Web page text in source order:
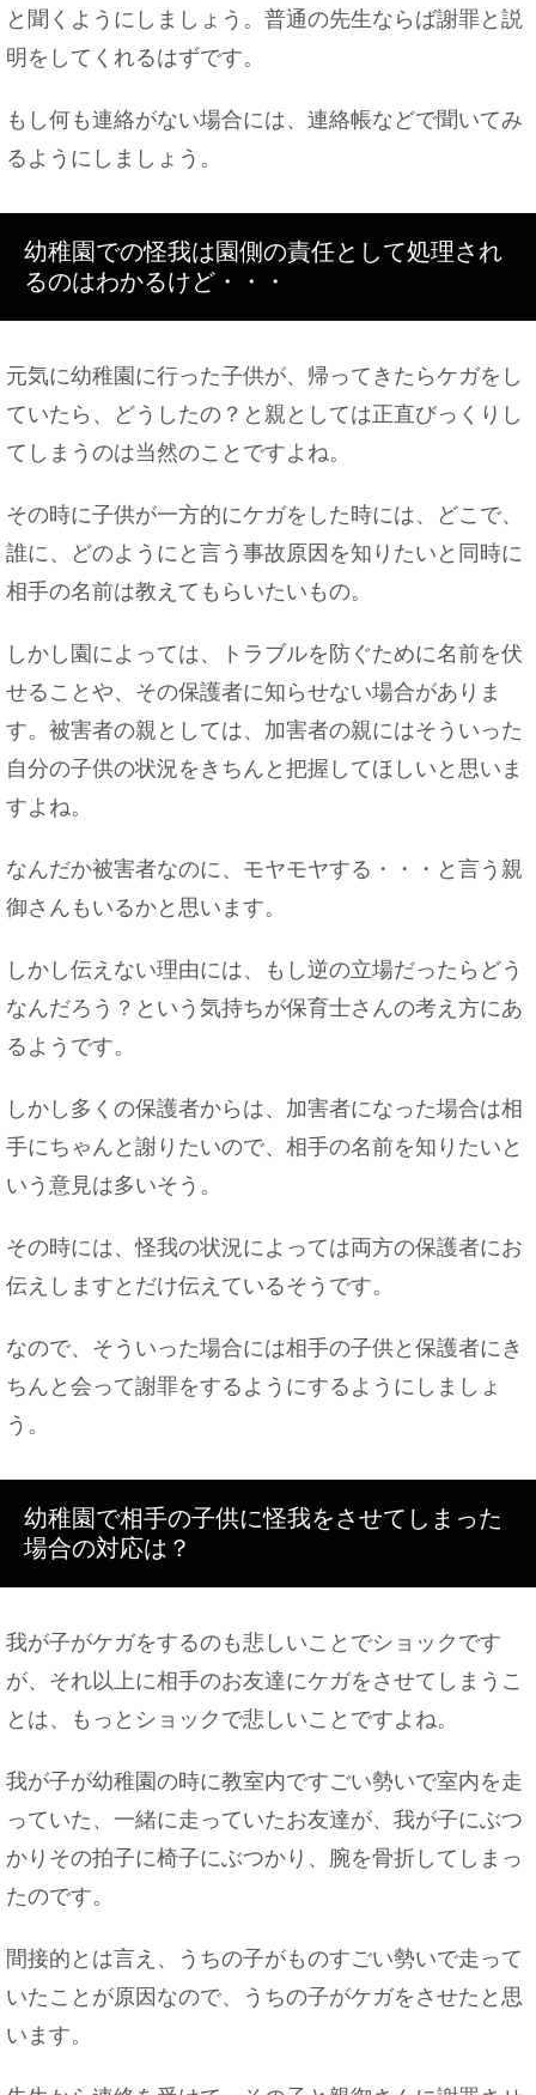
と聞くようにしましょう。普通の先生ならば謝罪と説
明をしてくれるはずです。
もし何も連絡がない場合には、連絡帳などで聞いてみ
るようにしましょう。
幼稚園での怪我は園側の責任として処理され
るのはわかるけど・・・
元気に幼稚園に行った子供が、帰ってきたらケガをし
ていたら、どうしたの？と親としては正直びっくりし
てしまうのは当然のことですよね。
その時に子供が一方的にケガをした時には、どこで、
誰に、どのようにと言う事故原因を知りたいと同時に
相手の名前は教えてもらいたいもの。
しかし園によっては、トラブルを防ぐために名前を伏
せることや、その保護者に知らせない場合がありま
す。被害者の親としては、加害者の親にはそういった
自分の子供の状況をきちんと把握してほしいと思いま
すよね。
なんだか被害者なのに、モヤモヤする・・・と言う親
御さんもいるかと思います。
しかし伝えない理由には、もし逆の立場だったらどう
なんだろう？という気持ちが保育士さんの考え方にあ
るようです。
しかし多くの保護者からは、加害者になった場合は相
手にちゃんと謝りたいので、相手の名前を知りたいと
いう意見は多いそう。
その時には、怪我の状況によっては両方の保護者にお
伝えしますとだけ伝えているそうです。
なので、そういった場合には相手の子供と保護者にき
ちんと会って謝罪をするようにするようにしましょ
う。
幼稚園で相手の子供に怪我をさせてしまった
場合の対応は？
我が子がケガをするのも悲しいことでショックです
が、それ以上に相手のお友達にケガをさせてしまうこ
とは、もっとショックで悲しいことですよね。
我が子が幼稚園の時に教室内ですごい勢いで室内を走
っていた、一緒に走っていたお友達が、我が子にぶつ
かりその拍子に椅子にぶつかり、腕を骨折してしまっ
たのです。
間接的とは言え、うちの子がものすごい勢いで走って
いたことが原因なので、うちの子がケガをさせたと思
います。